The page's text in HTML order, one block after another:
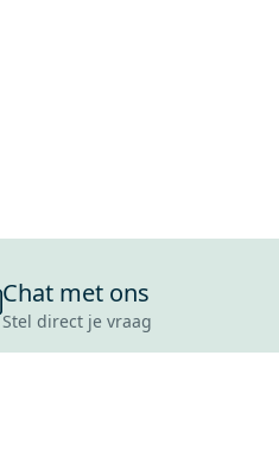
Chat met ons
Stel direct je vraag